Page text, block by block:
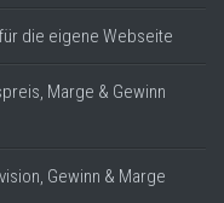
die eigene Webseite
Marge & Gewinn
Gewinn & Marge